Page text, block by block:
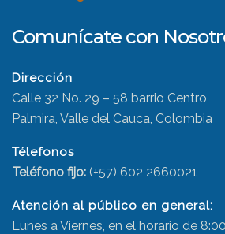
Comunícate con
Dirección
Calle 32 No. 29 – 58 barrio Centro
Palmira, Valle del Cauca, Colombia
Télefonos
Teléfono fijo: (+57) 602 2660021
Atención al público en general:
Lunes a Viernes, en el horario de